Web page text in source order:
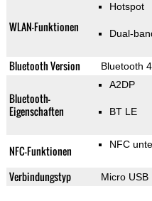
WLAN-Funktionen
Hotspot
Dual-
Bluetooth Version Bluetooth
Bluetooth-
Eigenschaften
A2DP
BT LE
NFC-Funktionen NFC
Verbindungstyp Micro USB